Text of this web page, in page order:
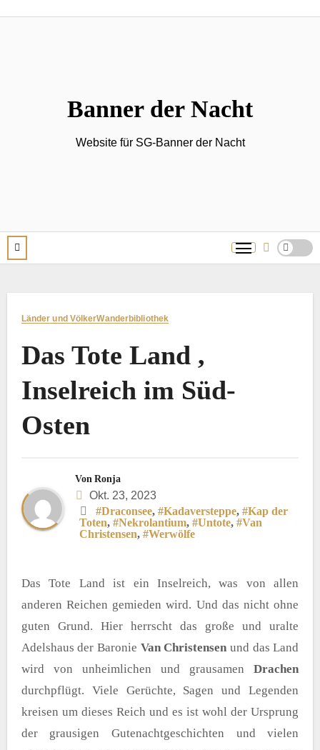
Banner der Nacht
Website für SG-Banner der Nacht
Länder und VölkerWanderbibliothek
Das Tote Land ,
Inselreich im Süd-
Osten
Von Ronja
Okt. 23, 2023
#Draconsee,#Kadaversteppe,#Kap der
Toten,#Nekrolantium,#Untote,#Van
Christensen,#Werwölfe
Das Tote Land ist ein Inselreich, was von allen
anderen Reichen gemieden wird. Und das nicht ohne
guten Grund. Hier herrscht das große und uralte
Adelshaus der Baronie Van Christensen und das Land
wird von unheimlichen und grausamenDrachen
durchpflügt. Viele Gerüchte, Sagen und Legenden
kreisen um dieses Reich und es ist wohl der Ursprung
der grausigen Gutenachtgeschichten und vielen